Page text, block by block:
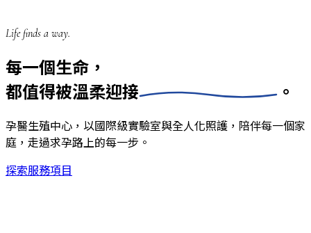
Life finds a way.
每一個生命，
都值得被溫柔迎接 。
孕醫生殖中心，以國際級實驗室與全人化照護，陪伴每一個家
庭，走過求孕路上的每一步。
探索服務項目